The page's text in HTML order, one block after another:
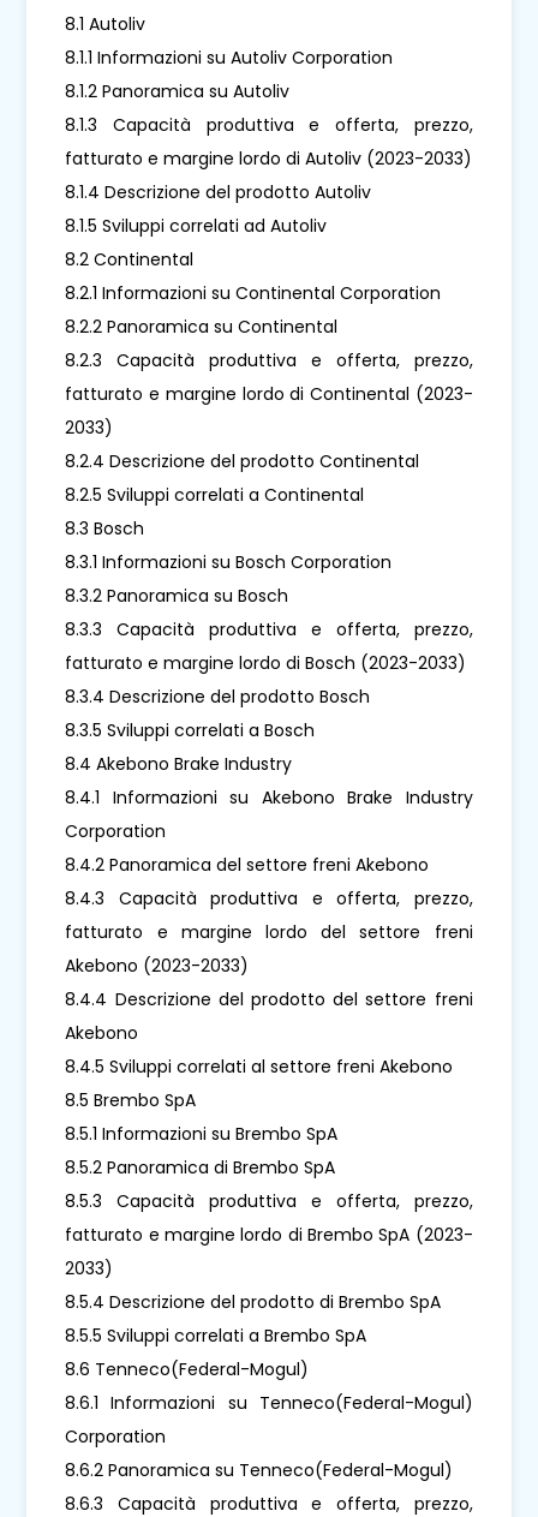
8.1 Autoliv
8.1.1 Informazioni su Autoliv Corporation
8.1.2 Panoramica su Autoliv
8.1.3 Capacità produttiva e offerta, prezzo,
fatturato e margine lordo di Autoliv (2023-2033)
8.1.4 Descrizione del prodotto Autoliv
8.1.5 Sviluppi correlati ad Autoliv
8.2 Continental
8.2.1 Informazioni su Continental Corporation
8.2.2 Panoramica su Continental
8.2.3 Capacità produttiva e offerta, prezzo,
fatturato e margine lordo di Continental (2023-
2033)
8.2.4 Descrizione del prodotto Continental
8.2.5 Sviluppi correlati a Continental
8.3 Bosch
8.3.1 Informazioni su Bosch Corporation
8.3.2 Panoramica su Bosch
8.3.3 Capacità produttiva e offerta, prezzo,
fatturato e margine lordo di Bosch (2023-2033)
8.3.4 Descrizione del prodotto Bosch
8.3.5 Sviluppi correlati a Bosch
8.4 Akebono Brake Industry
8.4.1 Informazioni su Akebono Brake Industry
Corporation
8.4.2 Panoramica del settore freni Akebono
8.4.3 Capacità produttiva e offerta, prezzo,
fatturato e margine lordo del settore freni
Akebono (2023-2033)
8.4.4 Descrizione del prodotto del settore freni
Akebono
8.4.5 Sviluppi correlati al settore freni Akebono
8.5 Brembo SpA
8.5.1 Informazioni su Brembo SpA
8.5.2 Panoramica di Brembo SpA
8.5.3 Capacità produttiva e offerta, prezzo,
fatturato e margine lordo di Brembo SpA (2023-
2033)
8.5.4 Descrizione del prodotto di Brembo SpA
8.5.5 Sviluppi correlati a Brembo SpA
8.6 Tenneco(Federal-Mogul)
8.6.1 Informazioni su Tenneco(Federal-Mogul)
Corporation
8.6.2 Panoramica su Tenneco(Federal-Mogul)
8.6.3 Capacità produttiva e offerta, prezzo,